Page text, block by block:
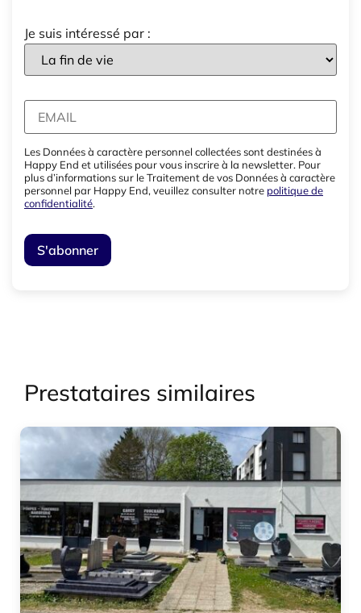
Je suis intéressé par :
Les Données à caractère personnel collectées sont destinées à
Happy End et utilisées pour vous inscrire à la newsletter. Pour
plus d’informations sur le Traitement de vos Données à caractère
personnel par Happy End, veuillez consulter notre politique de
confidentialité.
Prestataires similaires